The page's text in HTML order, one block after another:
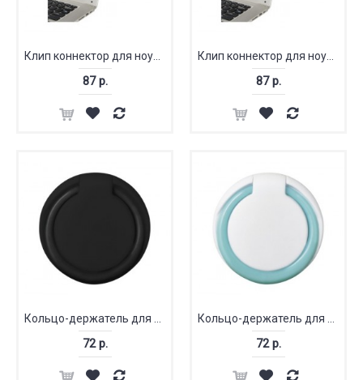
Клип коннектор для ноутбука
87 р.
Клип коннектор для ноутбука
87 р.
Кольцо-держатель для телефона
72 р.
Кольцо-держатель для телефона
72 р.